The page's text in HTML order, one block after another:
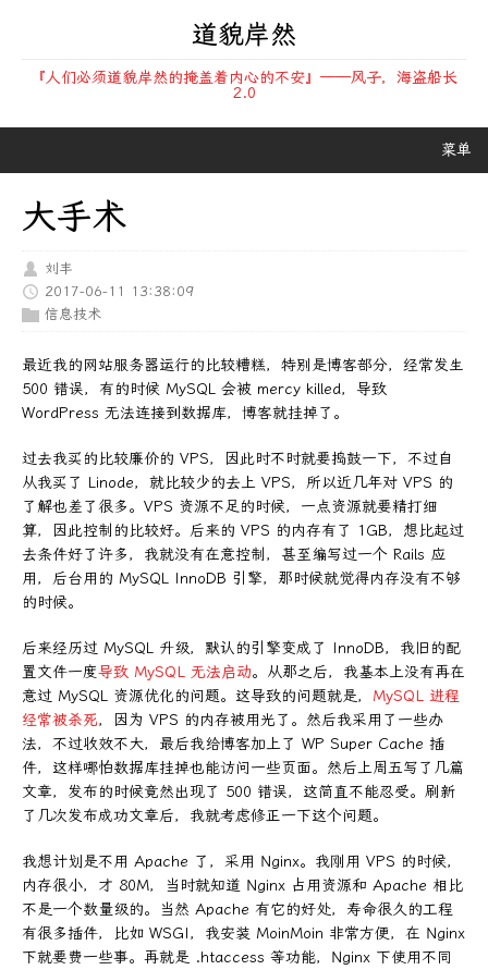
道貌岸然
『人们必须道貌岸然的掩盖着内心的不安』——风子，海盗船长
2.0
菜单
大手术
刘丰
2017-06-11 13:38:09
信息技术
最近我的网站服务器运行的比较糟糕，特别是博客部分，经常发生
500 错误，有的时候 MySQL 会被 mercy killed，导致
WordPress 无法连接到数据库，博客就挂掉了。
过去我买的比较廉价的 VPS，因此时不时就要捣鼓一下，不过自
从我买了 Linode，就比较少的去上 VPS，所以近几年对 VPS 的
了解也差了很多。VPS 资源不足的时候，一点资源就要精打细
算，因此控制的比较好。后来的 VPS 的内存有了 1GB，想比起过
去条件好了许多，我就没有在意控制，甚至编写过一个 Rails 应
用，后台用的 MySQL InnoDB 引擎，那时候就觉得内存没有不够
的时候。
后来经历过 MySQL 升级，默认的引擎变成了 InnoDB，我旧的配
置文件一度导致 MySQL 无法启动。从那之后，我基本上没有再在
意过 MySQL 资源优化的问题。这导致的问题就是， MySQL 进程
经常被杀死，因为 VPS 的内存被用光了。然后我采用了一些办
法，不过收效不大，最后我给博客加上了 WP Super Cache 插
件，这样哪怕数据库挂掉也能访问一些页面。然后上周五写了几篇
文章，发布的时候竟然出现了 500 错误，这简直不能忍受。刷新
了几次发布成功文章后，我就考虑修正一下这个问题。
我想计划是不用 Apache 了，采用 Nginx。我刚用 VPS 的时候，
内存很小，才 80M，当时就知道 Nginx 占用资源和 Apache 相比
不是一个数量级的。当然 Apache 有它的好处，寿命很久的工程
有很多插件，比如 WSGI，我安装 MoinMoin 非常方便，在 Nginx
下就要费一些事。再就是 .htaccess 等功能，Nginx 下使用不同